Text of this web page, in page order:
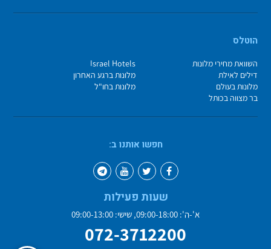
הוטלס
השוואת מחירי מלונות
Israel Hotels
דילים לאילת
מלונות ברגע האחרון
מלונות בעולם
מלונות בחו"ל
בר מצווה בכותל
חפשו אותנו ב:
שעות פעילות
א'-ה': 09:00-18:00, שישי: 09:00-13:00
072-3712200